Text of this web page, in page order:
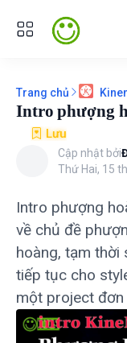
Trang chủ
Intro phượng
Lưu
Cập nhật bởi
Thứ Hai, 15
Intro phượng
về chủ đề
hoàng, tạm thời
tiếp tục cho
một project đơn